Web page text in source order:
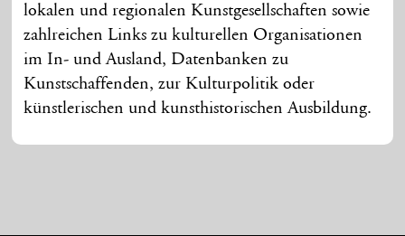
lokalen und regionalen Kunstgesellschaften sowie
zahlreichen Links zu kulturellen Organisationen
im In- und Ausland, Datenbanken zu
Kunstschaffenden, zur Kulturpolitik oder
künstlerischen und kunsthistorischen Ausbildung.